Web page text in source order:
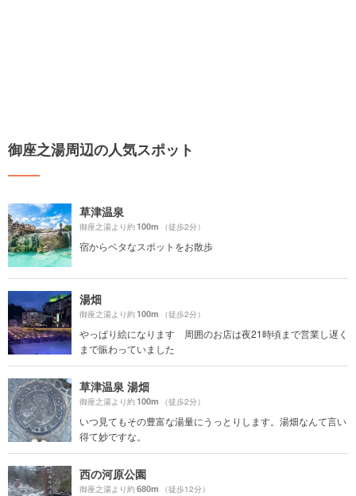
御座之湯周辺の人気スポット
草津温泉
御座之湯より約100m （徒歩2分）
宿からベタなスポットをお散歩
湯畑
御座之湯より約100m （徒歩2分）
やっぱり絵になります 周囲のお店は夜21時頃まで営業し遅く
まで賑わっていました
草津温泉 湯畑
御座之湯より約100m （徒歩2分）
いつ見てもその豊富な湯量にうっとりします。湯畑なんて言い
得て妙ですな。
西の河原公園
御座之湯より約680m （徒歩12分）